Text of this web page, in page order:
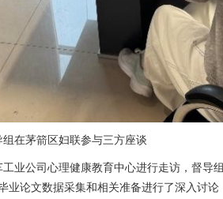
组在茅箭区妇联参与三方座谈
业公司心理健康教育中心进行走访， 督导组
业论文数据采集和相关准备进行了深入讨论